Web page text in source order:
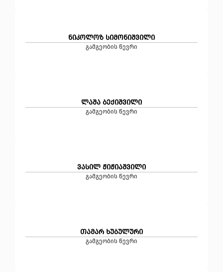
ნიკოლოზ სიმონიშვილი
გამგეობის წევრი
ლაშა ბექიშვილი
გამგეობის წევრი
ვასილ ჟიჟიაშვილი
გამგეობის წევრი
თამარ ხუბულური
გამგეობის წევრი